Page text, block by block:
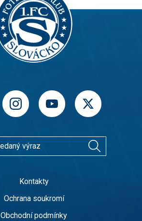
Kontakty
Ochrana soukromí
Obchodní podmínky